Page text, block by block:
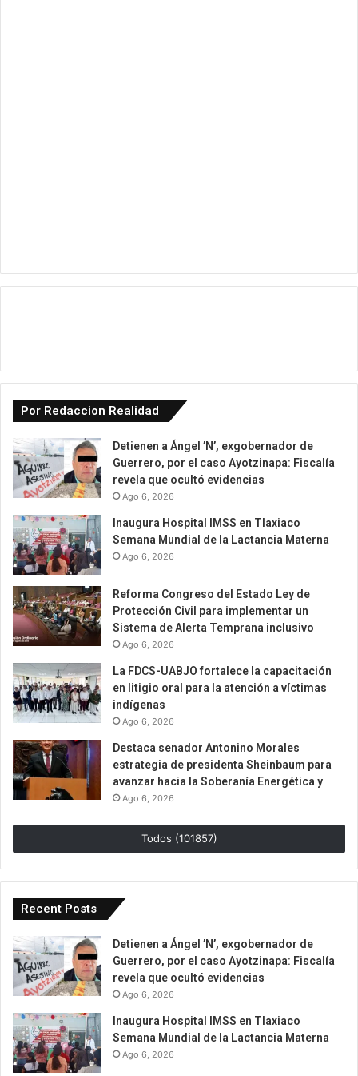
Por Redaccion Realidad
Detienen a Ángel ’N’, exgobernador de
Guerrero, por el caso Ayotzinapa: Fiscalía
revela que ocultó evidencias
Ago 6, 2026
Inaugura Hospital IMSS en Tlaxiaco
Semana Mundial de la Lactancia Materna
Ago 6, 2026
Reforma Congreso del Estado Ley de
Protección Civil para implementar un
Sistema de Alerta Temprana inclusivo
Ago 6, 2026
La FDCS-UABJO fortalece la capacitación
en litigio oral para la atención a víctimas
indígenas
Ago 6, 2026
Destaca senador Antonino Morales
estrategia de presidenta Sheinbaum para
avanzar hacia la Soberanía Energética y
Ago 6, 2026
Todos (101857)
Recent Posts
Detienen a Ángel ’N’, exgobernador de
Guerrero, por el caso Ayotzinapa: Fiscalía
revela que ocultó evidencias
Ago 6, 2026
Inaugura Hospital IMSS en Tlaxiaco
Semana Mundial de la Lactancia Materna
Ago 6, 2026